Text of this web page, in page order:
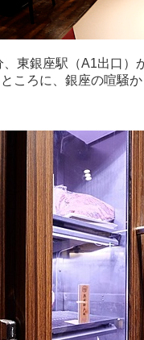
東銀座駅（A1出口）
ころに、銀座の喧騒